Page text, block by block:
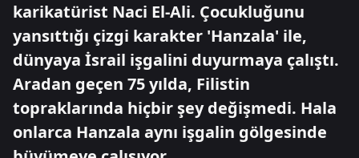
karikatürist Naci El-Ali. Çocukluğunu
yansıttığı çizgi karakter 'Hanzala' ile,
dünyaya İsrail işgalini duyurmaya çalıştı.
Aradan geçen 75 yılda, Filistin
topraklarında hiçbir şey değişmedi. Hala
onlarca Hanzala aynı işgalin gölgesinde